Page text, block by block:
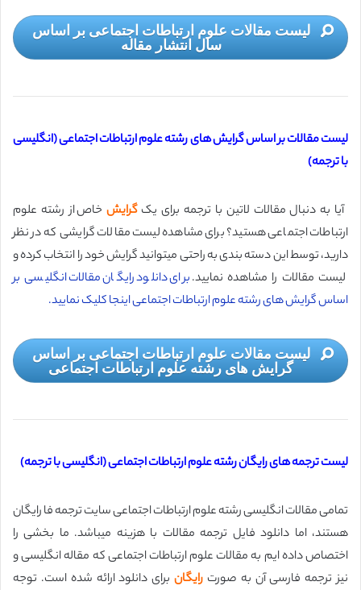
لیست مقالات علوم ارتباطات اجتماعی بر اساس
سال انتشار مقاله
لیست مقالات بر اساس گرایش های رشته علوم ارتباطات اجتماعی (انگلیسی
با ترجمه)
آیا به دنبال مقالات لاتین با ترجمه برای یکگرایش خاص از رشته علوم
ارتباطات اجتماعی هستید؟ برای مشاهده لیست مقالات گرایشی که در نظر
دارید، توسط این دسته بندی به راحتی میتوانید گرایش خود را انتخاب کرده و
لیست مقالات را مشاهده نمایید.برای دانلود رایگان مقالات انگلیسی بر
اساس گرایش های رشته علوم ارتباطات اجتماعی اینجا کلیک نمایید.
لیست مقالات علوم ارتباطات اجتماعی بر اساس
گرایش های رشته علوم ارتباطات اجتماعی
لیست ترجمه های رایگان رشته علوم ارتباطات اجتماعی (انگلیسی با ترجمه)
تمامی مقالات انگلیسی رشته علوم ارتباطات اجتماعی سایت ترجمه فا رایگان
هستند، اما دانلود فایل ترجمه مقالات با هزینه میباشد. ما بخشی را
اختصاص داده ایم به مقالات علوم ارتباطات اجتماعی که مقاله انگلیسی و
نیز ترجمه فارسی آن به صورت رایگان برای دانلود ارائه شده است. توجه